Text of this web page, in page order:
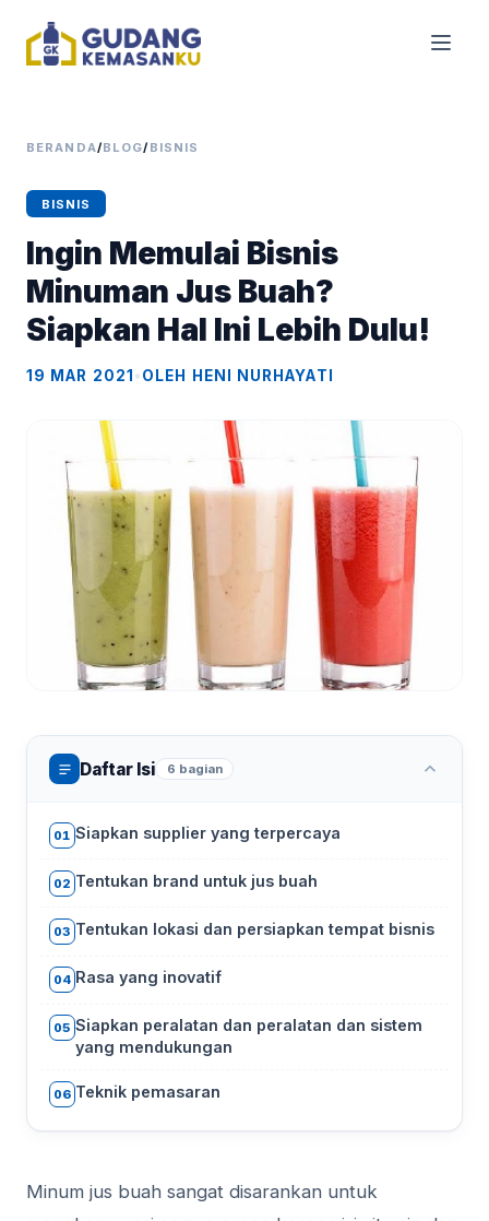
BERANDA/BLOG/ BISNIS
BISNIS
Ingin Memulai Bisnis
Minuman Jus Buah?
Siapkan Hal Ini Lebih Dulu!
19 MAR 2021 •OLEH HENI NURHAYATI
Daftar Isi 6 bagian
01 Siapkan supplier yang terpercaya
02 Tentukan brand untuk jus buah
03 Tentukan lokasi dan persiapkan tempat bisnis
04 Rasa yang inovatif
05 Siapkan peralatan dan peralatan dan sistem
yang mendukungan
06 Teknik pemasaran
Minum jus buah sangat disarankan untuk